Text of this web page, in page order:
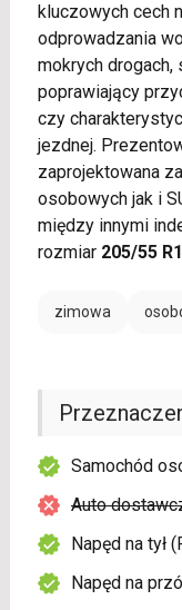
kluczowych cech
odprowadzania
mokrych
poprawiający
czy
jezdnej.
zaprojektowana
osobowych jak i
między innymi
rozmiar 205/55
zimowa
Samochód
Auto
Napęd na tył
Napęd na